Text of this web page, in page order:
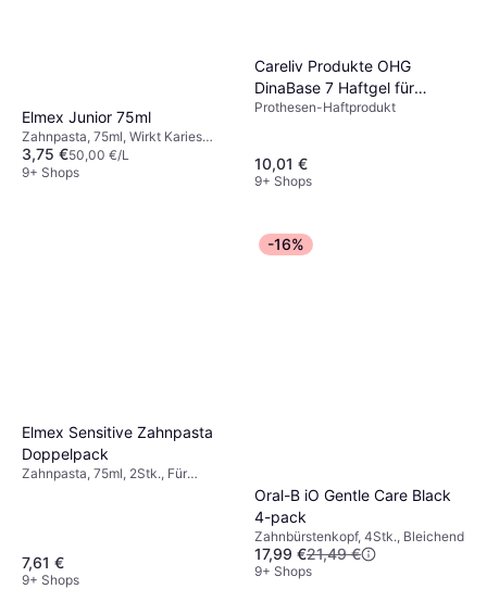
Elmex Junior 75ml
Zahnpasta, 75ml, Wirkt Karies
entgegen, Fluorid, Aromatisiert,
Stärkt den Zahnschmelz, Für
3,75 €50,00 €/L
9+ Shops
Careliv Produkte OHG
DinaBase 7 Haftgel für
Zahnprothesen 1 St
Prothesen-Haftprodukt
10,01 €
9+ Shops
Elmex Sensitive Zahnpasta
Doppelpack
Zahnpasta, 75ml, 2Stk., Für
7,61 €
9+ Shops
-16%
Oral-B iO Gentle Care Black
4-pack
Zahnbürstenkopf, 4Stk., Bleichend
17,99 €21,49 €
9+ Shops